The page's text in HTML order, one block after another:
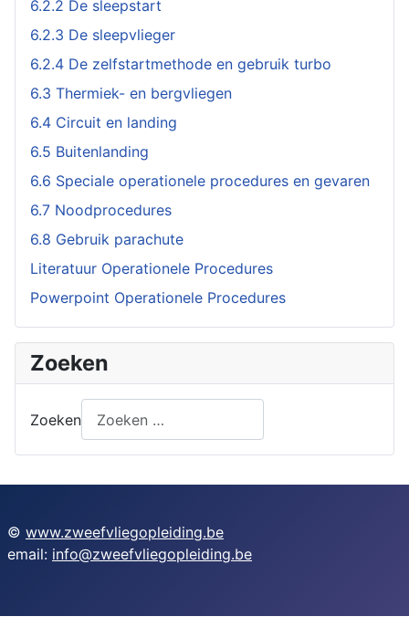
6.2.2 De sleepstart
6.2.3 De sleepvlieger
6.2.4 De zelfstartmethode en gebruik turbo
6.3 Thermiek- en bergvliegen
6.4 Circuit en landing
6.5 Buitenlanding
6.6 Speciale operationele procedures en gevaren
6.7 Noodprocedures
6.8 Gebruik parachute
Literatuur Operationele Procedures
Powerpoint Operationele Procedures
Zoeken
Zoeken
© www.zweefvliegopleiding.be
email: info@zweefvliegopleiding.be